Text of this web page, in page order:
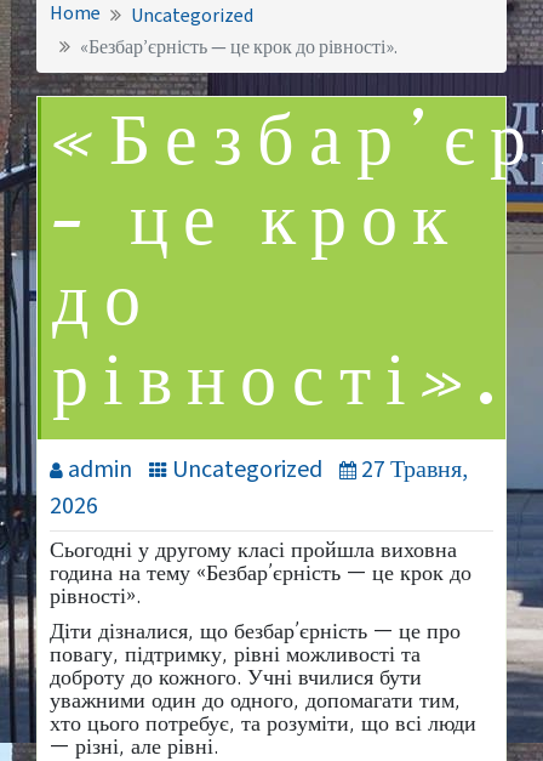
Home
Uncategorized
«Безбар’єрність — це крок до рівності».
— це крок
до
рівності».
admin Uncategorized
27 Травня,
2026
Сьогодні у другому класі пройшла виховна
година на тему «Безбар’єрність — це крок до
рівності».
Діти дізналися, що безбар’єрність — це про
повагу, підтримку, рівні можливості та
доброту до кожного. Учні вчилися бути
уважними один до одного, допомагати тим,
хто цього потребує, та розуміти, що всі люди
— різні, але рівні.